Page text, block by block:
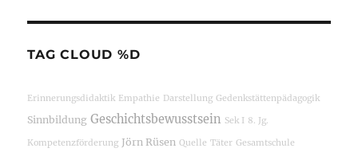
TAG CLOUD %D
Erinnerungsdidaktik Empathie Darstellung Gedenkstättenpädagogik
Sinnbildung Geschichtsbewusstsein Sek I 8. Jg.
Kompetenzförderung Jörn Rüsen Quelle Täter Gesamtschule